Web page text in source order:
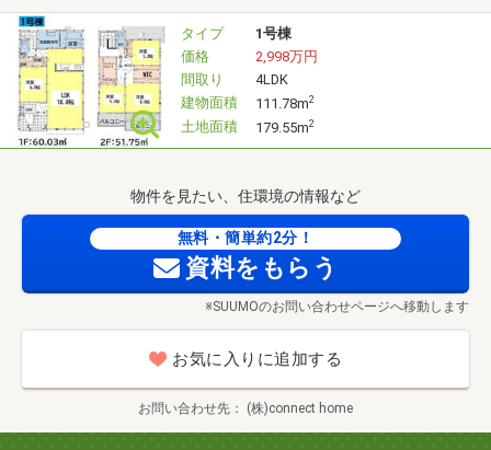
◎月々のお支払い総額
◎いくらまで住宅ローンが借入れできるのか？
◎諸費用等についてご案内させて頂きます。
その他、ご納得いくまでご相談頂きご検討下さい。もちろ
ん！お身内の方やご友人を
ご招待頂き、再度ご案内も承っております♪
タイプ
1号棟
価格
2,998万円
間取り
4LDK
建物面積
111.78m2
土地面積 179.55m2
物件を見たい、住環境の情報など
無料・簡単約2分！
資料をもらう
※SUUMOのお問い合わせページへ移動します
お気に入りに追加する
お問い合わせ先 (株)connect home